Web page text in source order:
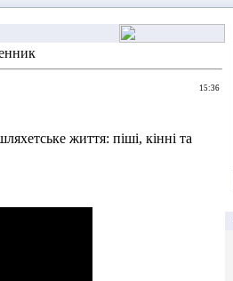
15:36
життя: піші, кінні та